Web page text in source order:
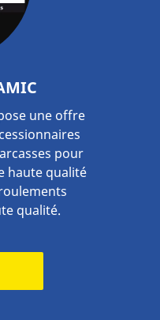
une offre
pour
haute qualité
qualité.